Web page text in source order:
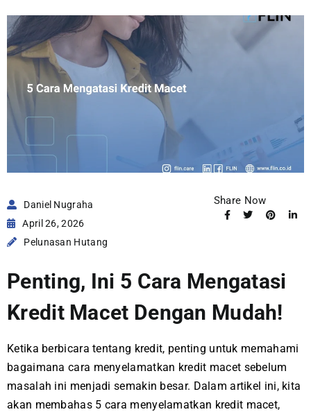
Daniel Nugraha
April 26, 2026
Pelunasan Hutang
Share Now
Penting, Ini 5 Cara Mengatasi
Kredit Macet Dengan Mudah!
Ketika berbicara tentang kredit, penting untuk memahami
bagaimana cara menyelamatkan kredit macet sebelum
masalah ini menjadi semakin besar. Dalam artikel ini, kita
akan membahas 5 cara menyelamatkan kredit macet,